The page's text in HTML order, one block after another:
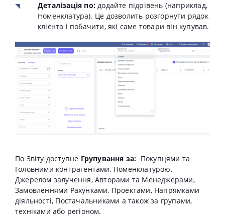
Деталізація по: додайте підрівень (наприклад,
Номенклатура). Це дозволить розгорнути рядок
клієнта і побачити, які саме товари він купував.
По Звіту доступне Групування за: Покупцями та
Головними контрагентами, Номенклатурою,
Джерелом залучення, Авторами та Менеджерами,
Замовленнями Рахунками, Проектами, Напрямками
діяльності, Постачальниками а також за групами,
техніками або регіоном.